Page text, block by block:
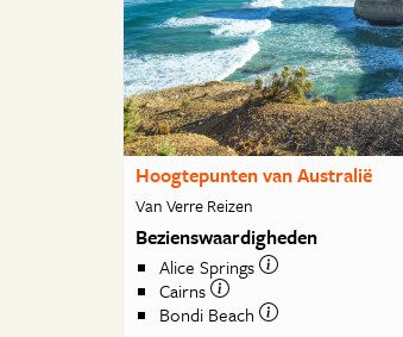
Hoogtepunten van Australië
Van Verre Reizen
Bezienswaardigheden
Alice Springs
Cairns
Bondi Beach